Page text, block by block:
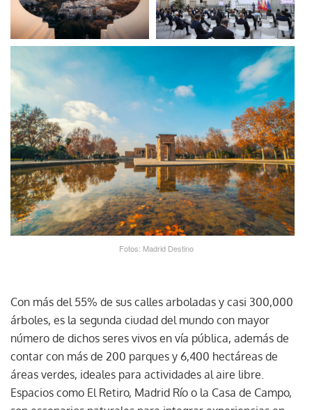
Fotos: Madrid Destino
Con más del 55% de sus calles arboladas y casi 300,000
árboles, es la segunda ciudad del mundo con mayor
número de dichos seres vivos en vía pública, además de
contar con más de 200 parques y 6,400 hectáreas de
áreas verdes, ideales para actividades al aire libre.
Espacios como El Retiro, Madrid Río o la Casa de Campo,